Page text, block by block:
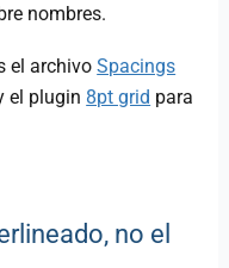
nombres.
el archivoSpacings
el plugin 8pt grid para
no el